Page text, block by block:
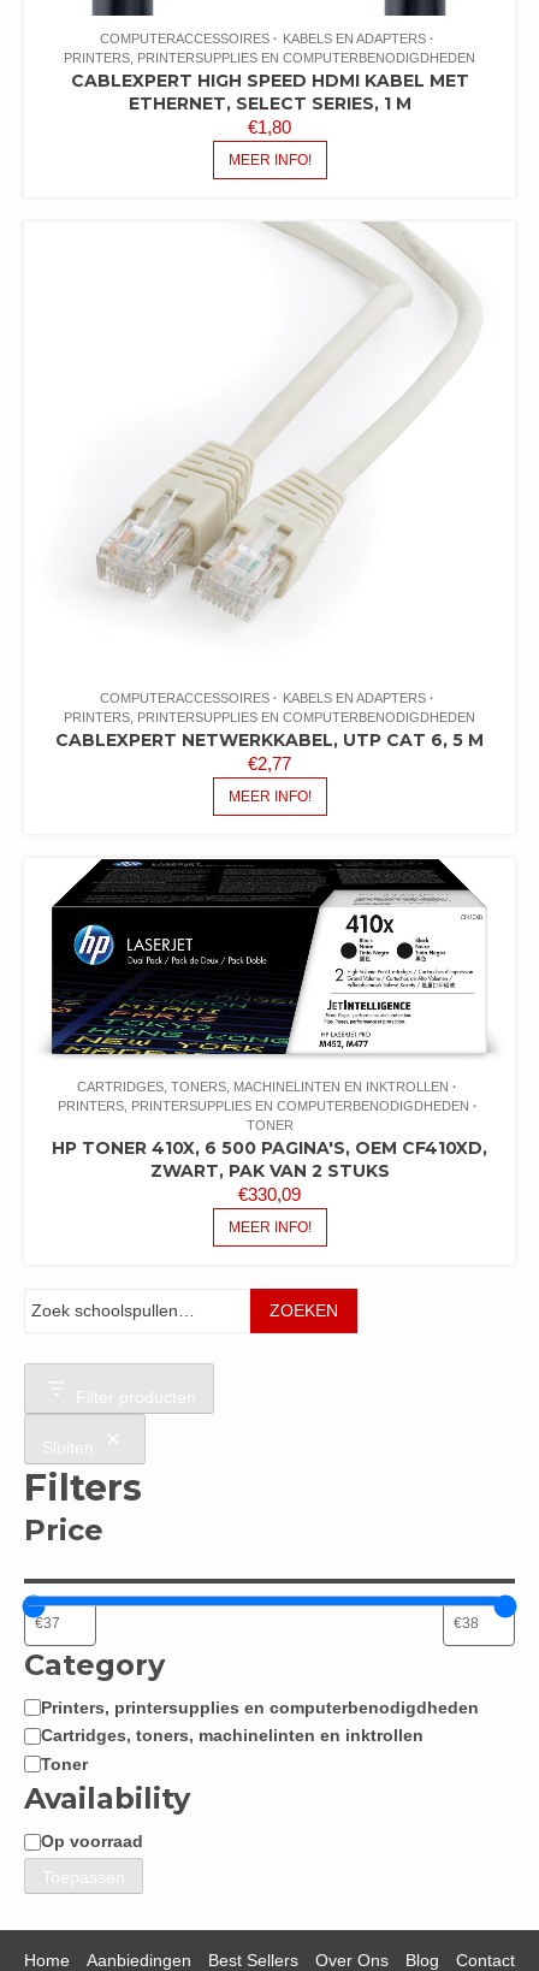
COMPUTERACCESSOIRES
KABELS EN ADAPTERS
PRINTERS, PRINTERSUPPLIES EN COMPUTERBENODIGDHEDEN
CABLEXPERT HIGH SPEED HDMI KABEL MET
ETHERNET, SELECT SERIES, 1 M
€1,80
MEER INFO!
COMPUTERACCESSOIRES
KABELS EN ADAPTERS
PRINTERS, PRINTERSUPPLIES EN COMPUTERBENODIGDHEDEN
CABLEXPERT NETWERKKABEL, UTP CAT 6, 5 M
€2,77
MEER INFO!
CARTRIDGES, TONERS, MACHINELINTEN EN INKTROLLEN
PRINTERS, PRINTERSUPPLIES EN COMPUTERBENODIGDHEDEN
TONER
HP TONER 410X, 6 500 PAGINA'S, OEM CF410XD,
ZWART, PAK VAN 2 STUKS
€330,09
MEER INFO!
ZOEKEN
Filter producten
Sluiten
Filters
Price
Category
Categorie
Printers, printersupplies en computerbenodigdheden
Cartridges, toners, machinelinten en inktrollen
Toner
Availability
Beschikbaarheid
Op voorraad
Toepassen
Home Aanbiedingen Best Sellers Over Ons Blog Contact